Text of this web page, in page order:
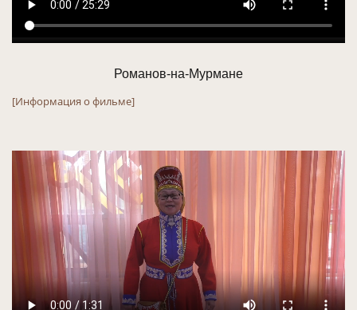
Романов-на-Мурмане
[Информация о фильме]